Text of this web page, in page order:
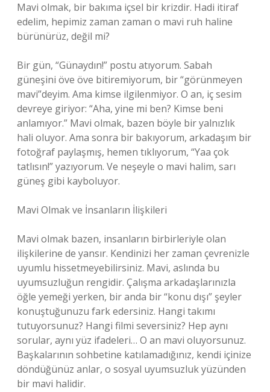
Mavi olmak, bir bakıma içsel bir krizdir. Hadi itiraf
edelim, hepimiz zaman zaman o mavi ruh haline
bürünürüz, değil mi?
Bir gün, “Günaydın!” postu atıyorum. Sabah
güneşini öve öve bitiremiyorum, bir “görünmeyen
mavi”deyim. Ama kimse ilgilenmiyor. O an, iç sesim
devreye giriyor: “Aha, yine mi ben? Kimse beni
anlamıyor.” Mavi olmak, bazen böyle bir yalnızlık
hali oluyor. Ama sonra bir bakıyorum, arkadaşım bir
fotoğraf paylaşmış, hemen tıklıyorum, “Yaa çok
tatlısın!” yazıyorum. Ve neşeyle o mavi halim, sarı
güneş gibi kayboluyor.
Mavi Olmak ve İnsanların İlişkileri
Mavi olmak bazen, insanların birbirleriyle olan
ilişkilerine de yansır. Kendinizi her zaman çevrenizle
uyumlu hissetmeyebilirsiniz. Mavi, aslında bu
uyumsuzluğun rengidir. Çalışma arkadaşlarınızla
öğle yemeği yerken, bir anda bir “konu dışı” şeyler
konuştuğunuzu fark edersiniz. Hangi takımı
tutuyorsunuz? Hangi filmi seversiniz? Hep aynı
sorular, aynı yüz ifadeleri… O an mavi oluyorsunuz.
Başkalarının sohbetine katılamadığınız, kendi içinize
döndüğünüz anlar, o sosyal uyumsuzluk yüzünden
bir mavi halidir.